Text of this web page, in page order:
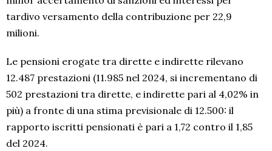
tardivo versamento della contribuzione per 22,9
milioni.
Le pensioni erogate tra dirette e indirette rilevano
12.487 prestazioni (11.985 nel 2024, si incrementano di
502 prestazioni tra dirette, e indirette pari al 4,02% in
più) a fronte di una stima previsionale di 12.500: il
rapporto iscritti pensionati è pari a 1,72 contro il 1,85
del 2024.